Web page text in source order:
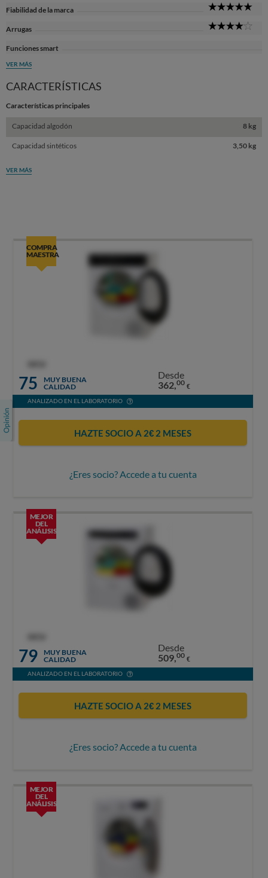
Fiabilidad de la marca
Arrugas
Funciones smart
VER MÁS
CARACTERÍSTICAS
Características principales
Capacidad algodón 8 kg
Capacidad sintéticos 3,50 kg
VER MÁS
COMPRA
MAESTRA
75
MUY BUENA
CALIDAD
Desde
362,00 €
ANALIZADO EN EL LABORATORIO
HAZTE SOCIO A 2€ 2 MESES
¿Eres socio? Accede a tu cuenta
MEJOR
DEL
ANÁLISIS
79
MUY BUENA
CALIDAD
Desde
509,00 €
ANALIZADO EN EL LABORATORIO
HAZTE SOCIO A 2€ 2 MESES
¿Eres socio? Accede a tu cuenta
MEJOR
DEL
ANÁLISIS